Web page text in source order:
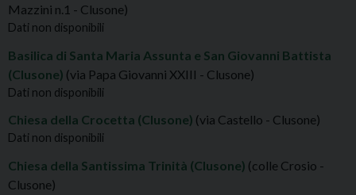
Mazzini n.1 - Clusone)
Dati non disponibili
Basilica di Santa Maria Assunta e San Giovanni Battista
(Clusone) (via Papa Giovanni XXIII - Clusone)
Dati non disponibili
Chiesa della Crocetta (Clusone) (via Castello - Clusone)
Dati non disponibili
Chiesa della Santissima Trinità (Clusone) (colle Crosio -
Clusone)